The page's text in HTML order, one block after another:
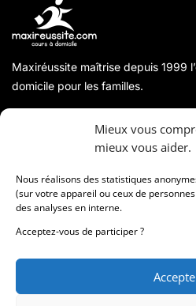
Mieux vous
mieux vous aider.
Nous réalisons des statistiques
(sur votre appareil ou ceux de
des analyses en interne.
Acceptez-vous de participer ?
Maxiréussite maîtrise depuis 1999
domicile pour les familles.
Coordonnées